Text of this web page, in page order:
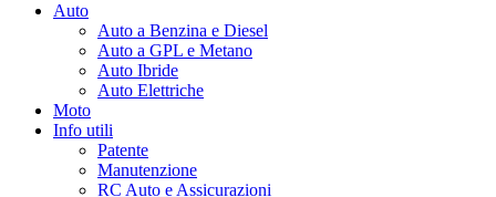
Auto
Auto a Benzina e Diesel
Auto a GPL e Metano
Auto Ibride
Auto Elettriche
Moto
Info utili
Patente
Manutenzione
RC Auto e Assicurazioni